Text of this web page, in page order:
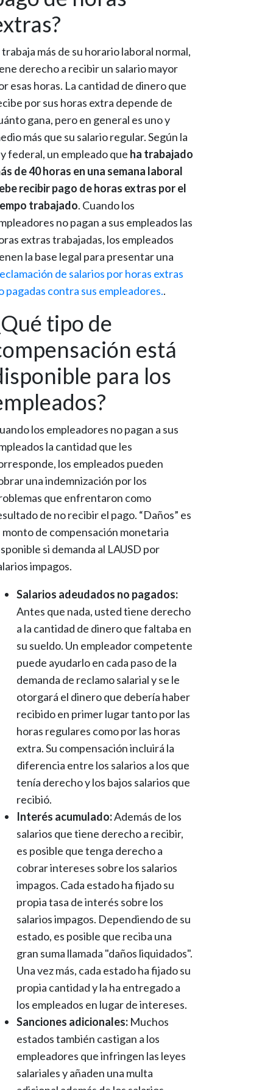
trabaja más de su horario laboral normal,
derecho a recibir un salario mayor
esas horas. La cantidad de dinero que
por sus horas extra depende de
gana, pero en general es uno y
más que su salario regular. Según la
federal, un empleado que ha trabajado
de 40 horas en una semana laboral
recibir pago de horas extras por el
trabajado. Cuando los
no pagan a sus empleados las
extras trabajadas, los empleados
la base legal para presentar una
de salarios por horas extras
pagadas contra sus empleadores..
tipo de
está
para los
los empleadores no pagan a sus
la cantidad que les
los empleados pueden
una indemnización por los
que enfrentaron como
de no recibir el pago. “Daños” es
monto de compensación monetaria
si demanda al LAUSD por
impagos.
Salarios adeudados no pagados:
Antes que nada, usted tiene derecho
a la cantidad de dinero que faltaba en
su sueldo. Un empleador competente
puede ayudarlo en cada paso de la
demanda de reclamo salarial y se le
otorgará el dinero que debería haber
recibido en primer lugar tanto por las
horas regulares como por las horas
extra. Su compensación incluirá la
diferencia entre los salarios a los que
tenía derecho y los bajos salarios que
recibió.
Interés acumulado:Además de los
salarios que tiene derecho a recibir,
es posible que tenga derecho a
cobrar intereses sobre los salarios
impagos. Cada estado ha fijado su
propia tasa de interés sobre los
salarios impagos. Dependiendo de su
estado, es posible que reciba una
gran suma llamada "daños liquidados".
Una vez más, cada estado ha fijado su
propia cantidad y la ha entregado a
los empleados en lugar de intereses.
Sanciones adicionales: Muchos
estados también castigan a los
empleadores que infringen las leyes
salariales y añaden una multa